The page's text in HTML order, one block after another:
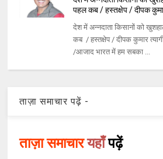
पहल कब / हस्तक्षेप / दीपक
देश में अन्नदाता किसानों को
कब / हस्तक्षेप / दीपक कुमार
/आजाद भारत में हम सबका ...
ताज़ा समाचार पढ़ें -
ताज़ा समाचारयहाँपढ़ें